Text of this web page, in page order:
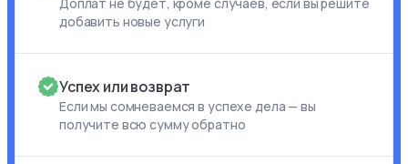
добавить новые услуги
Успех или возврат
Если мы сомневаемся в успехе дела — вы
получите всю сумму обратно